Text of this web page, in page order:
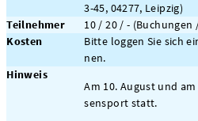
3-45, 04277, Leipzig)
Teilnehmer
10 / 20 / -
Kosten
Bitte loggen Sie sich
nen.
Hinweis
Am 10. August und
sensport statt.